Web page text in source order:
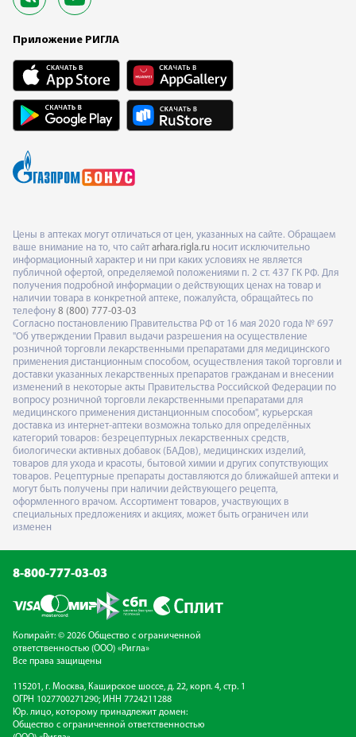
Приложение РИГЛА
Цены в аптеках могут отличаться от цен, указанных на сайте. Обращаем
ваше внимание на то, что сайт arhara.rigla.ru носит исключительно
информационный характер и ни при каких условиях не является
публичной офертой, определяемой положениями п. 2 ст. 437 ГК РФ. Для
получения подробной информации о действующих ценах на товар и
наличии товара в конкретной аптеке, пожалуйста, обращайтесь по
телефону 8 (800) 777-03-03
Согласно постановлению Правительства РФ от 16 мая 2020 года № 697
"Об утверждении Правил выдачи разрешения на осуществление
розничной торговли лекарственными препаратами для медицинского
применения дистанционным способом, осуществления такой торговли и
доставки указанных лекарственных препаратов гражданам и внесении
изменений в некоторые акты Правительства Российской Федерации по
вопросу розничной торговли лекарственными препаратами для
медицинского применения дистанционным способом", курьерская
доставка из интернет-аптеки возможна только для определённых
категорий товаров: безрецептурных лекарственных средств,
биологически активных добавок (БАДов), медицинских изделий,
товаров для ухода и красоты, бытовой химии и других сопутствующих
товаров. Рецептурные препараты доставляются до ближайшей аптеки и
могут быть получены при наличии действующего рецепта,
оформленного врачом. Ассортимент товаров, участвующих в
специальных предложениях и акциях, может быть ограничен или
изменен
8-800-777-03-03
Копирайт: © 2026 Общество с ограниченной
ответственностью (ООО) «Ригла»
Все права защищены
115201, г. Москва, Каширское шоссе, д. 22, корп. 4, стр. 1
ОГРН 1027700271290; ИНН 7724211288
Юр. лицо, которому принадлежит домен:
Общество с ограниченной ответственностью